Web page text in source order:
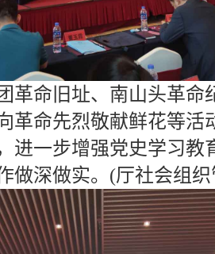
革命旧址、南山头革命
革命先烈敬献鲜花等活
进一步增强党史学习教
做深做实。(厅社会组